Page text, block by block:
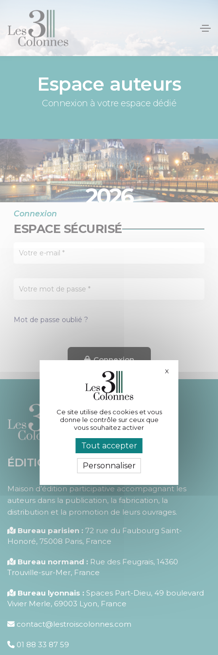
Espace auteurs
Connexion à votre espace dédié
2026
Connexion
ESPACE SÉCURISÉ
Mot de passe oublié ?
Connexion
ÉDITIONS LES 3 COLONNES
Maison d’édition participative accompagnant les
auteurs dans la publication, la fabrication, la
distribution et la promotion de leurs ouvrages.
Bureau parisien : 72 rue du Faubourg Saint-
Honoré, 75008 Paris, France
Bureau normand : Rue des Feugrais, 14360
Trouville-sur-Mer, France
Bureau lyonnais : Spaces Part-Dieu, 49 boulevard
Vivier Merle, 69003 Lyon, France
contact@lestroiscolonnes.com
01 88 33 87 59
Ce site utilise des cookies et vous
donne le contrôle sur ceux que
vous souhaitez activer
Tout accepter
Personnaliser
XMasquer le